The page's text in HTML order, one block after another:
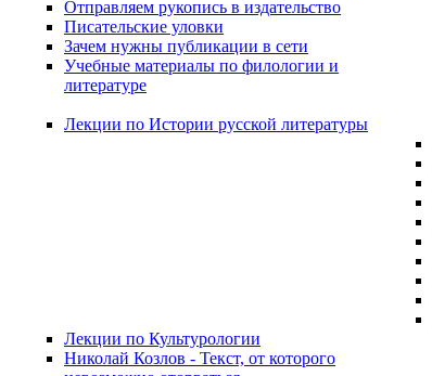
Отправляем рукопись в издательство
Писательские уловки
Зачем нужны публикации в сети
Учебные материалы по филологии и
литературе
Лекции по Истории русской литературы
Лекции по Культурологии
Николай Козлов - Текст, от которого